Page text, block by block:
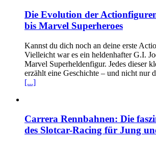
Die Evolution der
bis Marvel Superheroes
Kannst du dich noch an deine erste
Vielleicht war es ein heldenhafter G.I.
Marvel Superheldenfigur. Jedes dieser
erzählt eine Geschichte – und nicht nur
[...]
Carrera Rennbahnen: Die
des Slotcar-Racing für Jung